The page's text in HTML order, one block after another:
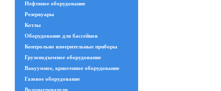
Нефтяное оборудование
Резервуары
Котлы
Оборудование для бассейнов
Контрольно измерительные приборы
Грузоподъемное оборудование
Вакуумное, криогенное оборудование
Газовое оборудование
Водонагреватели